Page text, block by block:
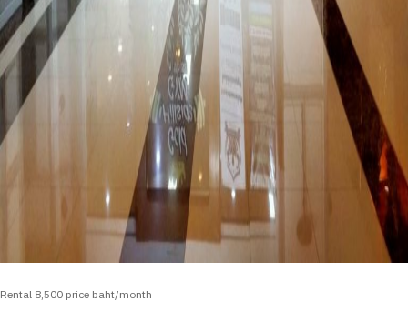
Rental 8,500 price baht/month